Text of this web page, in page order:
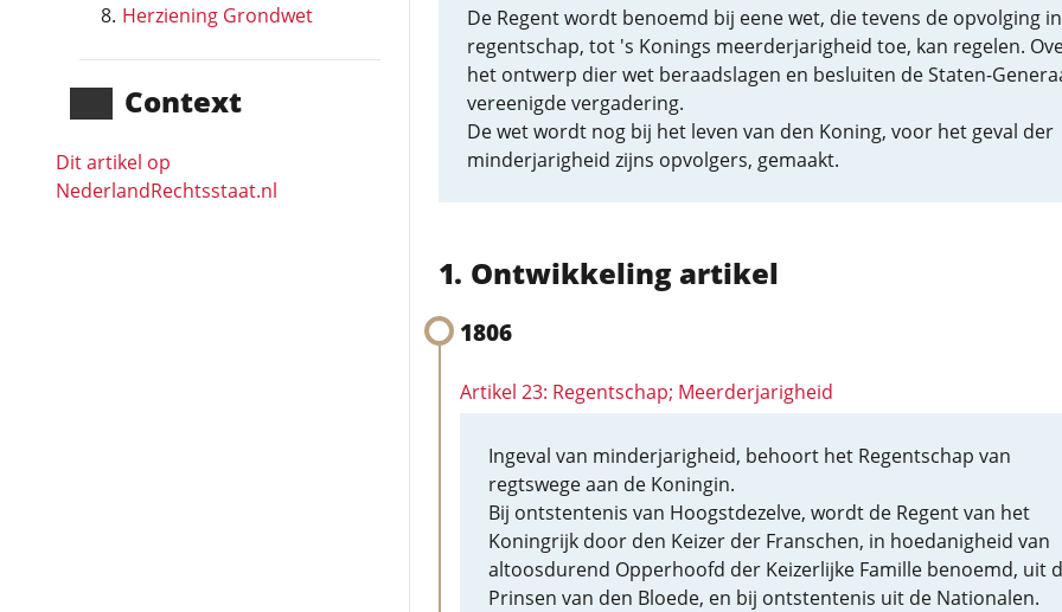
Herziening Grondwet
Context
Dit artikel op
NederlandRechts­staat.nl
De Regent wordt benoemd bij eene wet, die tevens de opvolging
regentschap, tot 's Konings meerderjarigheid toe, kan regelen.
het ontwerp dier wet beraadslagen en besluiten de Staten-
vereenigde vergadering.
De wet wordt nog bij het leven van den Koning, voor het geval der
minderjarigheid zijns opvolgers, gemaakt.
Ontwikkeling artikel
1806
Artikel 23: Regentschap; Meerderjarigheid
Ingeval van minderjarigheid, behoort het Regentschap van
regtswege aan de Koningin.
Bij ontstentenis van Hoogstdezelve, wordt de Regent van het
Koningrijk door den Keizer der Franschen, in hoedanigheid van
altoosdurend Opperhoofd der Keizerlijke Famille benoemd, uit
Prinsen van den Bloede, en bij ontstentenis uit de Nationalen.